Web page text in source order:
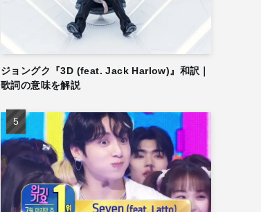
ジョングク『3D (feat. Jack Harlow)』和訳｜
歌詞の意味を解説